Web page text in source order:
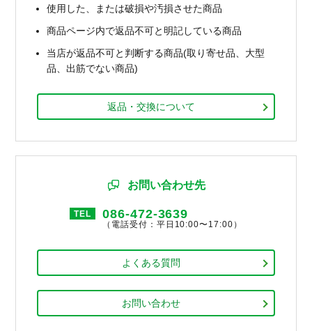
使用した、または破損や汚損させた商品
商品ページ内で返品不可と明記している商品
当店が返品不可と判断する商品(取り寄せ品、大型
品、出筋でない商品)
返品・交換について
お問い合わせ先
TEL 086-472-3639
（電話受付：平日10:00〜17:00）
よくある質問
お問い合わせ